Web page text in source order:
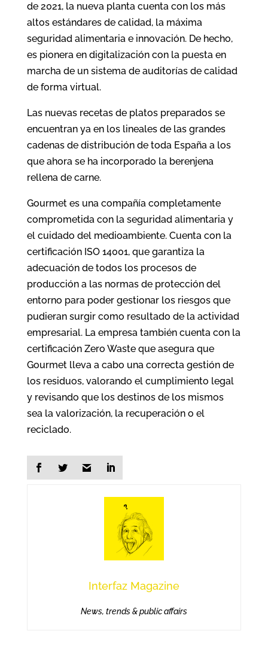
de 2021, la nueva planta cuenta con los más
altos estándares de calidad, la máxima
seguridad alimentaria e innovación. De hecho,
es pionera en digitalización con la puesta en
marcha de un sistema de auditorías de calidad
de forma virtual.
Las nuevas recetas de platos preparados se
encuentran ya en los lineales de las grandes
cadenas de distribución de toda España a los
que ahora se ha incorporado la berenjena
rellena de carne.
Gourmet es una compañía completamente
comprometida con la seguridad alimentaria y
el cuidado del medioambiente. Cuenta con la
certificación ISO 14001, que garantiza la
adecuación de todos los procesos de
producción a las normas de protección del
entorno para poder gestionar los riesgos que
pudieran surgir como resultado de la actividad
empresarial. La empresa también cuenta con la
certificación Zero Waste que asegura que
Gourmet lleva a cabo una correcta gestión de
los residuos, valorando el cumplimiento legal
y revisando que los destinos de los mismos
sea la valorización, la recuperación o el
reciclado.
Interfaz Magazine
News, trends & public affairs